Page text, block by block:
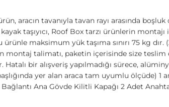
aracın tavanıyla tavan rayı arasında
kayak taşıyıcı, Roof Box tarzı ürünlerin
ürünle maksimum yük taşıma sınırı 75 kg
montaj talimatı, paketin içerisinde size
bir alışveriş yapılmadığı sürece,
yer alan araca tam uyumlu ölçüde)
Ana Gövde Kilitli Kapağı 2 Adet